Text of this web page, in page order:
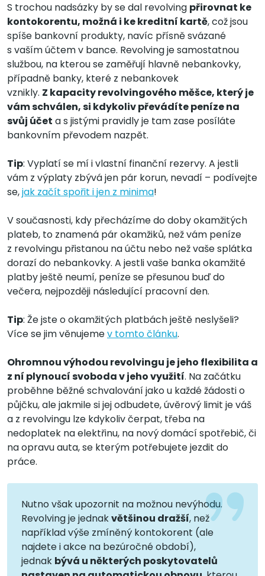
S trochou nadsázky by se dal revolving přirovnat ke
kontokorentu, možná i ke kreditní kartě, což jsou
spíše bankovní produkty, navíc přísně svázané
s vaším účtem v bance. Revolving je samostatnou
službou, na kterou se zaměřují hlavně nebankovky,
případně banky, které z nebankovek
vznikly. Z kapacity revolvingového měšce, který je
vám schválen, si kdykoliv převádíte peníze na
svůj účet a s jistými pravidly je tam zase posíláte
bankovním převodem nazpět.
Tip: Vyplatí se mí i vlastní finanční rezervy. A jestli
vám z výplaty zbývá jen pár korun, nevadí – podívejte
se,jak začít spořit i jen z minima!
V současnosti, kdy přecházíme do doby okamžitých
plateb, to znamená pár okamžiků, než vám peníze
z revolvingu přistanou na účtu nebo než vaše splátka
dorazí do nebankovky. A jestli vaše banka okamžité
platby ještě neumí, peníze se přesunou buď do
večera, nejpozději následující pracovní den.
Tip: Že jste o okamžitých platbách ještě neslyšeli?
Více se jim věnujemev tomto článku.
Ohromnou výhodou revolvingu je jeho flexibilita a
z ní plynoucí svoboda v jeho využití. Na začátku
proběhne běžné schvalování jako u každé žádosti o
půjčku, ale jakmile si jej odbudete, úvěrový limit je váš
a z revolvingu lze kdykoliv čerpat, třeba na
nedoplatek na elektřinu, na nový domácí spotřebič, či
na opravu auta, se kterým potřebujete jezdit do
práce.
Nutno však upozornit na možnou nevýhodu.
Revolving je jednakvětšinou dražší, než
například výše zmíněný kontokorent (ale
najdete i akce na bezúročné období),
jednak bývá u některých poskytovatelů